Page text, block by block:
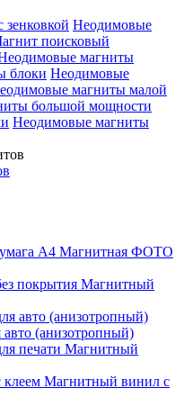
Неодимовые
поисковый
магниты
блоки Неодимовые
магниты малой
большой мощности
Неодимовые магниты
Магнитная ФОТО
Магнитный
(анизотропный)
Магнитный
Магнитный винил с